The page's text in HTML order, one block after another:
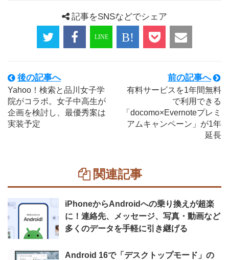
記事をSNSなどでシェア
後の記事へ
Yahoo！検索と品川女子学
院がコラボ。女子中高生が
企画を検討し、最優秀案は
実装予定
前の記事へ
有料サービスを1年間無料
で利用できる
「docomo×Evernoteプレミ
アムキャンペーン」が1年
延長
関連記事
iPhoneからAndroidへの乗り換えが超楽
に！連絡先、メッセージ、写真・動画など
多くのデータを手軽に引き継げる
Android 16で「デスクトップモード」の